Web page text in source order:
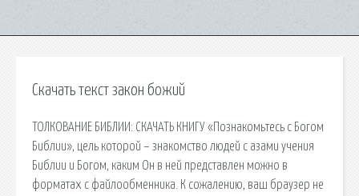
Скачать текст закон божий
ТОЛКОВАНИЕ БИБЛИИ: СКАЧАТЬ КНИГУ «Познакомьтесь с Богом
Библии», цель которой – знакомство людей с азами учения
Библии и Богом, каким Он в ней представлен можно в
форматах с файлообменника. К сожалению, ваш браузер не